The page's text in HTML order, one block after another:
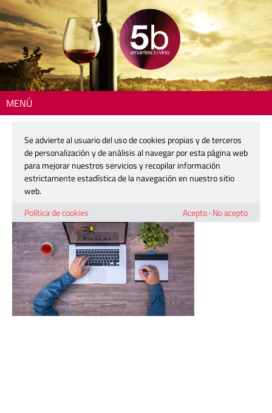
MENÚ
210120-do-bullas
20 enero, 2021
Se advierte al usuario del uso de cookies propias y de terceros
de personalización y de análisis al navegar por esta página web
para mejorar nuestros servicios y recopilar información
estrictamente estadística de la navegación en nuestro sitio
web.
Política de cookies
Acepto· No acepto